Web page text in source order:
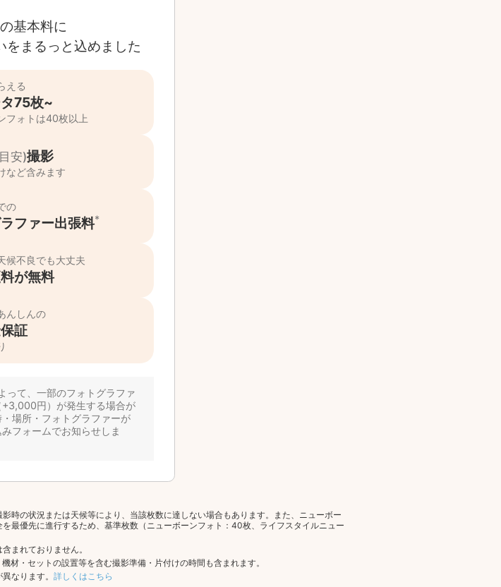
グラファ
ァーが
しま
時の状況または天候等により、当該枚数に達しない場合もあります。また、ニューボー
最優先に進行するため、基準枚数（ニューボーンフォト：40枚、ライフスタイルニュー
まれておりません。
・セットの設置等を含む撮影準備・片付けの時間も含まれます。
なります。 詳しくはこちら